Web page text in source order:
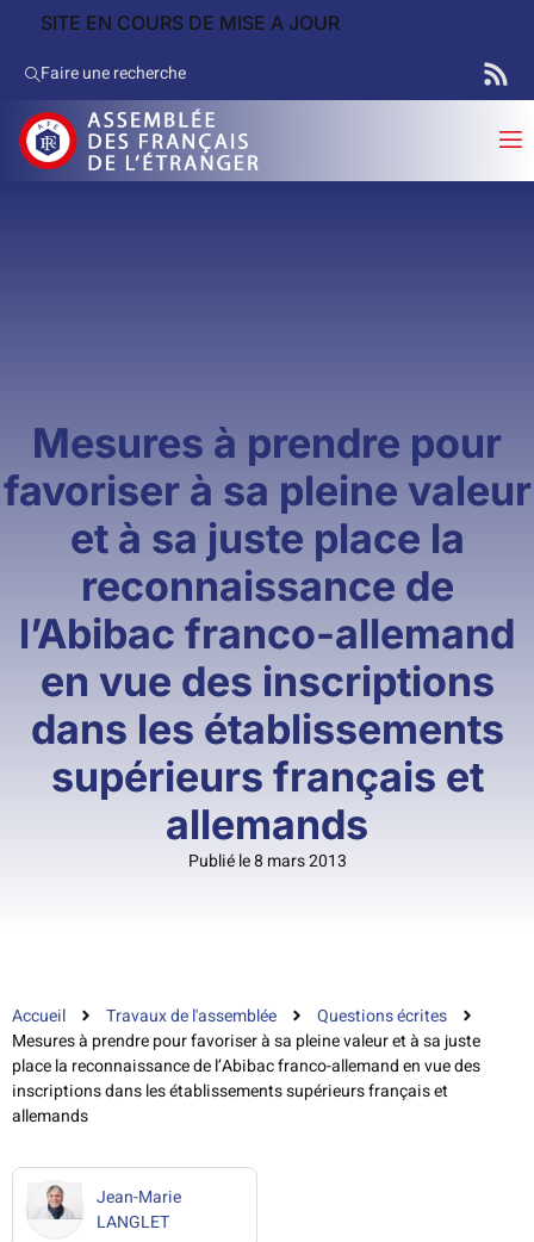
SITE EN COURS DE MISE A JOUR
Faire une recherche
Mesures à prendre pour
favoriser à sa pleine valeur
et à sa juste place la
reconnaissance de
l’Abibac franco-allemand
en vue des inscriptions
dans les établissements
supérieurs français et
allemands
Publié le 8 mars 2013
Accueil Travaux de l'assemblée
Questions écrites
Mesures à prendre pour favoriser à sa pleine valeur et à sa juste
place la reconnaissance de l’Abibac franco-allemand en vue des
inscriptions dans les établissements supérieurs français et
allemands
Jean-Marie
LANGLET